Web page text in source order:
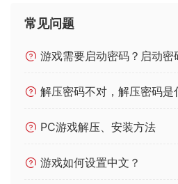
常见问题
游戏需要启动密码？启动密
解压密码不对，解压密码是
PC游戏解压、安装方法
游戏如何设置中文？